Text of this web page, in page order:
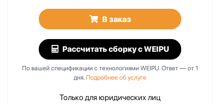
В заказ
Рассчитать сборкус WEIPU
По вашей спецификации с технологиями WEIPU. Ответ — от 1
дня. Подробнее об услуге
Только для юридических лиц